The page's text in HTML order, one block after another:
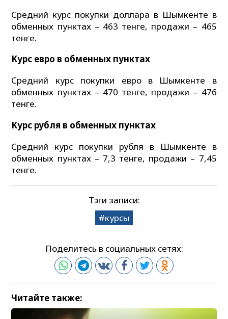
Средний курс покупки доллара в Шымкенте в
обменных пунктах – 463 тенге, продажи – 465
тенге.
Курс евро в обменных пунктах
Средний курс покупки евро в Шымкенте в
обменных пунктах – 470 тенге, продажи – 476
тенге.
Курс рубля в обменных пунктах
Средний курс покупки рубля в Шымкенте в
обменных пунктах – 7,3 тенге, продажи – 7,45
тенге.
Тэги записи:
курсы
Поделитесь в социальных сетях:
Читайте также: